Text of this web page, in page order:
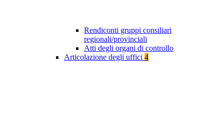
Rendiconti gruppi consiliari
regionali/provinciali
Atti degli organi di controllo
Articolazione degli uffici 4